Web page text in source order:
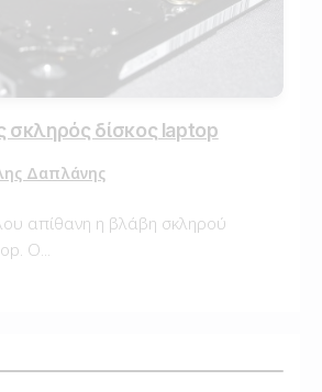
δίσκος laptop
Δαπλάνης
απίθανη η βλάβη σκληρού
Ο...